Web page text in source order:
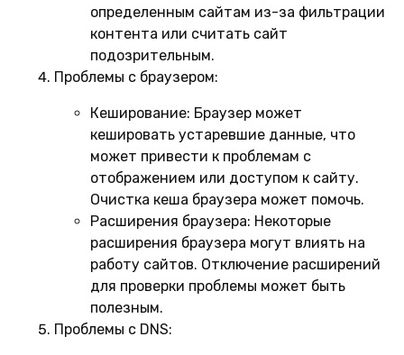
определенным сайтам из-за фильтрации
контента или считать сайт
подозрительным.
Проблемы с браузером:
Кеширование: Браузер может
кешировать устаревшие данные, что
может привести к проблемам с
отображением или доступом к сайту.
Очистка кеша браузера может помочь.
Расширения браузера: Некоторые
расширения браузера могут влиять на
работу сайтов. Отключение расширений
для проверки проблемы может быть
полезным.
Проблемы с DNS: